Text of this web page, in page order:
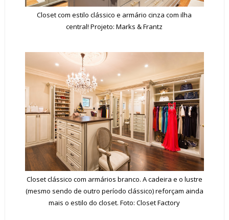
Closet com estilo clássico e armário cinza com ilha
central! Projeto: Marks & Frantz
Closet clássico com armários branco. A cadeira e o lustre
(mesmo sendo de outro período clássico) reforçam ainda
mais o estilo do closet. Foto: Closet Factory